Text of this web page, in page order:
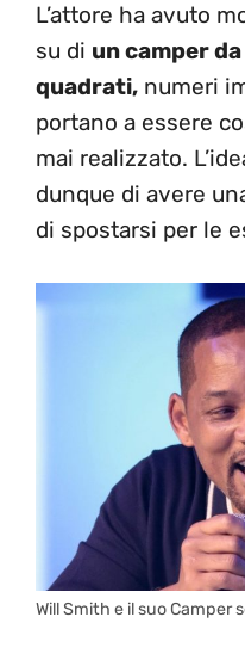
L’attore ha avuto
su di un camper
quadrati, numeri
portano a essere
mai realizzato.
dunque di avere
di spostarsi per le
Will Smith e il suo Camper